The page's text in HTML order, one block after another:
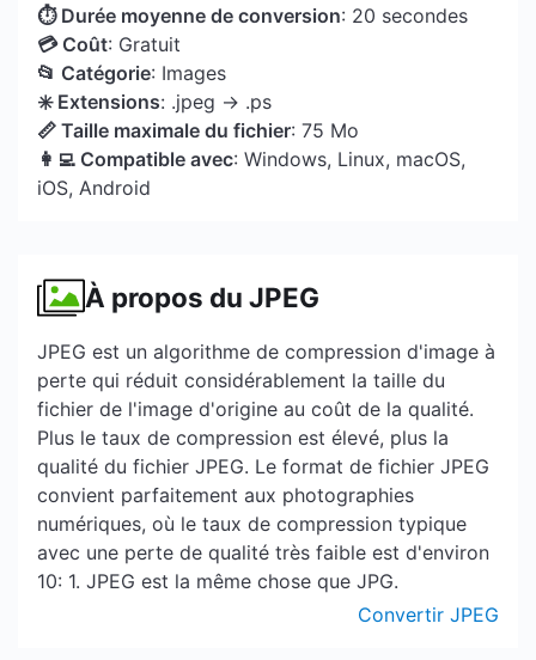
⏱ Durée moyenne de conversion: 20 secondes
💳 Coût: Gratuit
📂 Catégorie: Images
✳️ Extensions: .jpeg → .ps
📏 Taille maximale du fichier: 75 Mo
👩‍💻 Compatible avec: Windows, Linux, macOS,
iOS, Android
À propos du JPEG
JPEG est un algorithme de compression d'image à
perte qui réduit considérablement la taille du
fichier de l'image d'origine au coût de la qualité.
Plus le taux de compression est élevé, plus la
qualité du fichier JPEG. Le format de fichier JPEG
convient parfaitement aux photographies
numériques, où le taux de compression typique
avec une perte de qualité très faible est d'environ
10: 1. JPEG est la même chose que JPG.
Convertir JPEG